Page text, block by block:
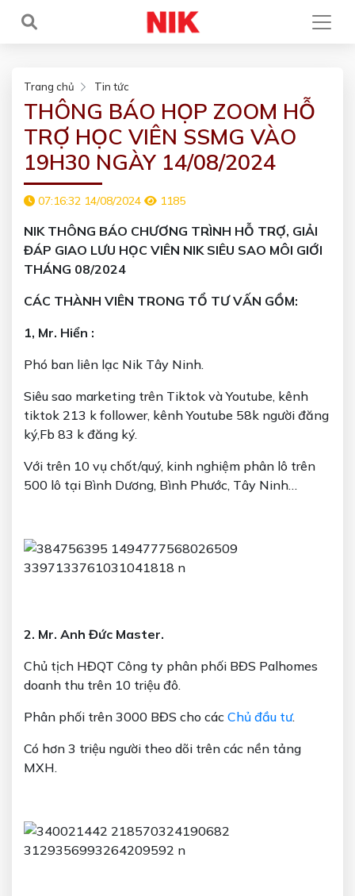
Trang chủ Tin tức
THÔNG BÁO HỌP ZOOM HỖ
TRỢ HỌC VIÊN SSMG VÀO
19H30 NGÀY 14/08/2024
07:16:32 14/08/2024 1185
NIK THÔNG BÁO CHƯƠNG TRÌNH HỖ TRỢ, GIẢI
ĐÁP GIAO LƯU HỌC VIÊN NIK SIÊU SAO MÔI GIỚI
THÁNG 08/2024
CÁC THÀNH VIÊN TRONG TỔ TƯ VẤN GỒM:
1, Mr. Hiển :
Phó ban liên lạc Nik Tây Ninh.
Siêu sao marketing trên Tiktok và Youtube, kênh
tiktok 213 k follower, kênh Youtube 58k người đăng
ký,Fb 83 k đăng ký.
Với trên 10 vụ chốt/quý, kinh nghiệm phân lô trên
500 lô tại Bình Dương, Bình Phước, Tây Ninh…
2. Mr. Anh Đức Master.
Chủ tịch HĐQT Công ty phân phối BĐS Palhomes
doanh thu trên 10 triệu đô.
Phân phối trên 3000 BĐS cho các Chủ đầu tư.
Có hơn 3 triệu người theo dõi trên các nền tảng
MXH.